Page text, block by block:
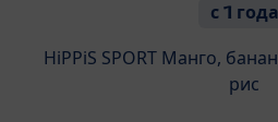
с 1 года
HiPPiS SPORT Манго,
рис